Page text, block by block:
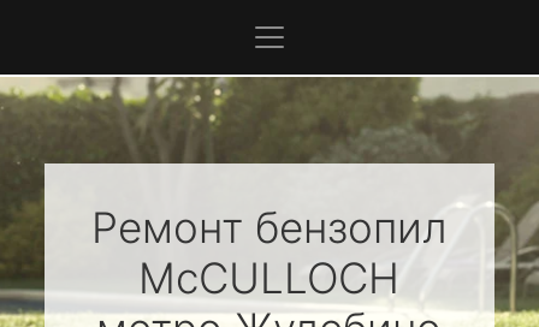
Ремонт бензопил
McCULLOCH